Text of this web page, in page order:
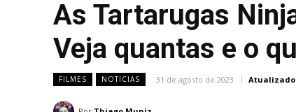
As Tartarugas
Veja quantas e o
FILMES NOTICIAS 31 de agosto de 2023 Atualizado